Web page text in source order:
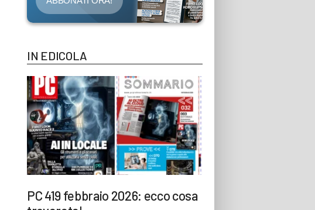
IN EDICOLA
PC 419 febbraio 2026: ecco cosa